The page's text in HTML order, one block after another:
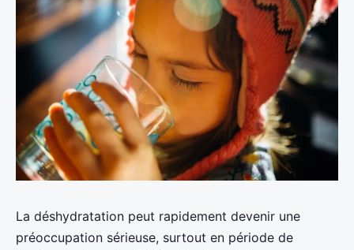
La déshydratation peut rapidement devenir une
préoccupation sérieuse, surtout en période de